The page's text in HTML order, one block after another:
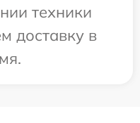
техники
доставку в